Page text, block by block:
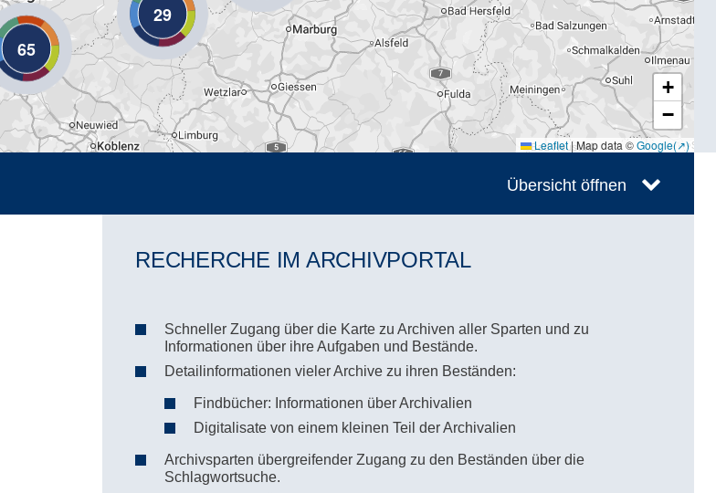
29
65
+
−
Leaflet |Map data ©Google
Übersicht öffnen
RECHERCHE IM ARCHIVPORTAL
Schneller Zugang über die Karte zu Archiven aller Sparten und zu
Informationen über ihre Aufgaben und Bestände.
Detailinformationen vieler Archive zu ihren Beständen:
Findbücher: Informationen über Archivalien
Digitalisate von einem kleinen Teil der Archivalien
Archivsparten übergreifender Zugang zu den Beständen über die
Schlagwortsuche.